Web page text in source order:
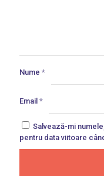
Nume *
Email *
Salvează-mi
pentru data viitoare